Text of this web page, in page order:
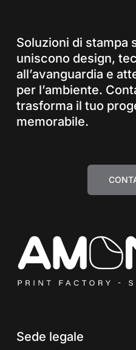
Soluzioni di stampa
uniscono design,
all’avanguardia e
per l’ambiente.
trasforma il tuo
memorabile.
Sede legale